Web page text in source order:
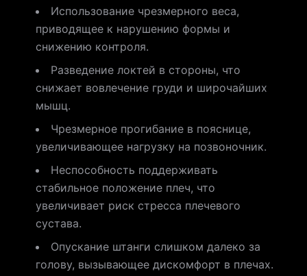
Использование чрезмерного веса,
приводящее к нарушению формы и
снижению контроля.
Разведение локтей в стороны, что
снижает вовлечение груди и широчайших
мышц.
Чрезмерное прогибание в пояснице,
увеличивающее нагрузку на позвоночник.
Неспособность поддерживать
стабильное положение плеч, что
увеличивает риск стресса плечевого
сустава.
Опускание штанги слишком далеко за
голову, вызывающее дискомфорт в плечах.